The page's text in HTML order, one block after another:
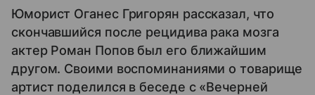
Юморист Оганес Григорян рассказал, что
скончавшийся после рецидива рака мозга
актер Роман Попов был его ближайшим
другом. Своими воспоминаниями о товарище
артист поделился в беседе с «Вечерней